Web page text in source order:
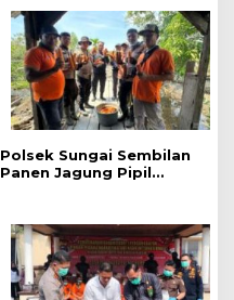
Shabu dan Alat
Transaksi Diamankan
Polsek Sungai Sembilan
Panen Jagung Pipil
Pangan Kuartal II Tahun
2026